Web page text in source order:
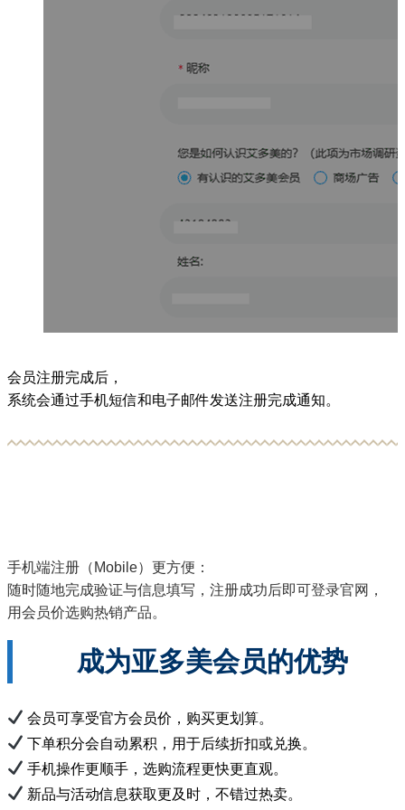
会员注册完成后，
系统会通过手机短信和电子邮件发送注册完成通知。
手机端注册（Mobile）更方便：
随时随地完成验证与信息填写，注册成功后即可登录官网，
用会员价选购热销产品。
成为亚多美会员的优势
会员可享受官方会员价，购买更划算。
下单积分会自动累积，用于后续折扣或兑换。
手机操作更顺手，选购流程更快更直观。
新品与活动信息获取更及时，不错过热卖。